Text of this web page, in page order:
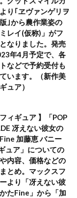
り｢ヱヴァンゲリヲ
｣から農作業姿の
ミレイ(仮称)」がフ
なりました。発売
年4月予定で、各
などで予約受付も
います。（新作美
ュア）
フィギュア 】「POP
冴えない彼女の
加藤恵 バニー
ュア」についての
内容、価格などの
とめ。マックスフ
より「冴えない彼
たFine」から「加